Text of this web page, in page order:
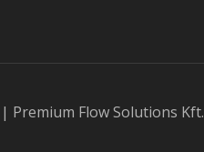
Premium Flow Solutions Kft.